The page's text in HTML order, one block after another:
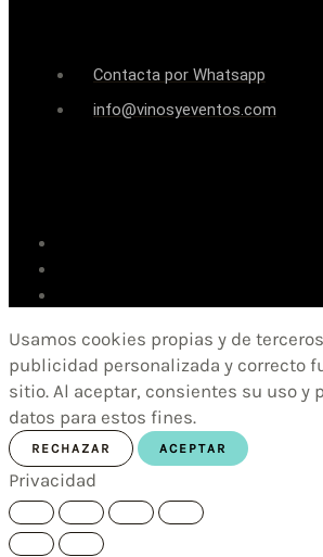
Contacta por Whatsapp
info@vinosyeventos.com
Usamos cookies propias y de
publicidad personalizada y correcto
sitio. Al aceptar, consientes su uso y
datos para estos fines.
RECHAZAR ACEPTAR
Privacidad